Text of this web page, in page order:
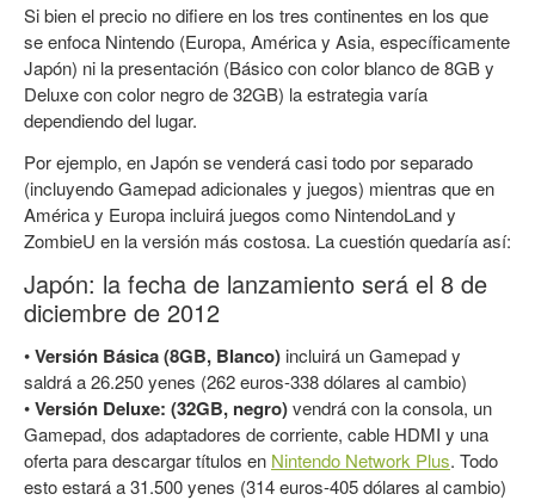
Si bien el precio no difiere en los tres continentes en los que
se enfoca Nintendo (Europa, América y Asia, específicamente
Japón) ni la presentación (Básico con color blanco de 8GB y
Deluxe con color negro de 32GB) la estrategia varía
dependiendo del lugar.
Por ejemplo, en Japón se venderá casi todo por separado
(incluyendo Gamepad adicionales y juegos) mientras que en
América y Europa incluirá juegos como NintendoLand y
ZombieU en la versión más costosa. La cuestión quedaría así:
Japón: la fecha de lanzamiento será el 8 de
diciembre de 2012
•Versión Básica (8GB, Blanco) incluirá un Gamepad y
saldrá a 26.250 yenes (262 euros-338 dólares al cambio)
•Versión Deluxe: (32GB, negro)vendrá con la consola, un
Gamepad, dos adaptadores de corriente, cable HDMI y una
oferta para descargar títulos en Nintendo Network Plus. Todo
esto estará a 31.500 yenes (314 euros-405 dólares al cambio)